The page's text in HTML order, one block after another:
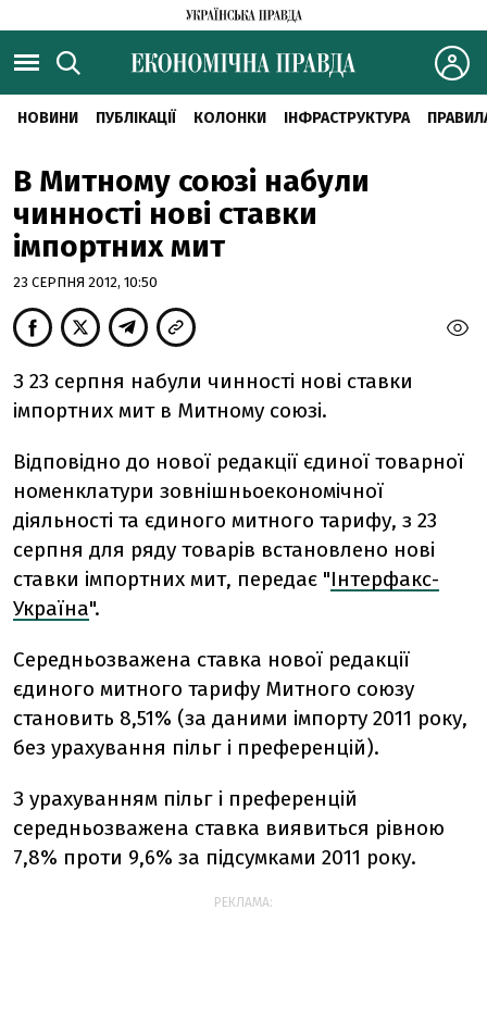
НОВИНИ ПУБЛІКАЦІЇ КОЛОНКИ ІНФРАСТРУКТУРА
В Митному союзі набули
чинності нові ставки
імпортних мит
23 СЕРПНЯ 2012, 10:50
З 23 серпня набули чинності нові ставки
імпортних мит в Митному союзі.
Відповідно до нової редакції єдиної товарної
номенклатури зовнішньоекономічної
діяльності та єдиного митного тарифу, з 23
серпня для ряду товарів встановлено нові
ставки імпортних мит, передає "Інтерфакс-
Україна".
Середньозважена ставка нової редакції
єдиного митного тарифу Митного союзу
становить 8,51% (за даними імпорту 2011 року,
без урахування пільг і преференцій).
З урахуванням пільг і преференцій
середньозважена ставка виявиться рівною
7,8% проти 9,6% за підсумками 2011 року.
РЕКЛАМА: